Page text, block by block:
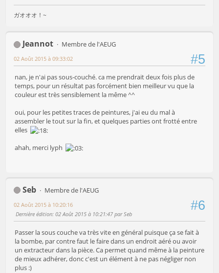
ガオオオ！~
Jeannot Membre de l'AEUG
#5
02 Août 2015 à 09:33:02
nan, je n'ai pas sous-couché. ca me prendrait deux fois plus de
temps, pour un résultat pas forcément bien meilleur vu que la
couleur est très sensiblement la même ^^
oui, pour les petites traces de peintures, j'ai eu du mal à
assembler le tout sur la fin, et quelques parties ont frotté entre
elles
ahah, merci lyph
Seb Membre de l'AEUG
#6
02 Août 2015 à 10:20:16
Dernière édition: 02 Août 2015 à 10:21:47 par Seb
Passer la sous couche va très vite en général puisque ça se fait à
la bombe, par contre faut le faire dans un endroit aéré ou avoir
un extracteur dans la pièce. Ca permet quand même à la peinture
de mieux adhérer, donc c'est un élément à ne pas négliger non
plus :)